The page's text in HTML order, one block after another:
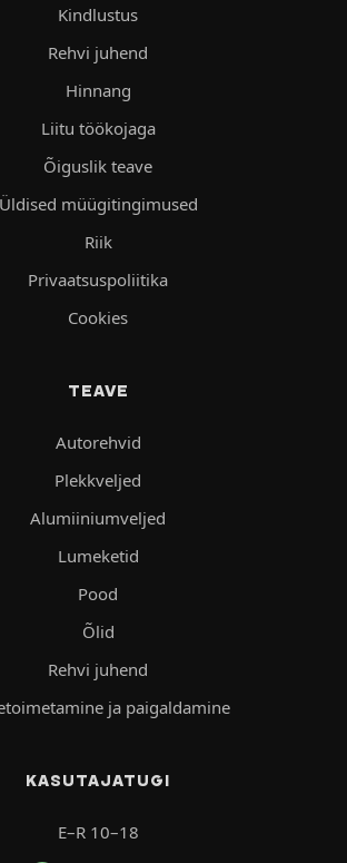
Kindlustus
Rehvi juhend
Hinnang
Liitu töökojaga
Õiguslik teave
Üldised müügitingimused
Riik
Privaatsuspoliitika
Cookies
TEAVE
Autorehvid
Plekkveljed
Alumiiniumveljed
Lumeketid
Pood
Õlid
Rehvi juhend
ja paigaldamine
KASUTAJATUGI
E–R 10–18